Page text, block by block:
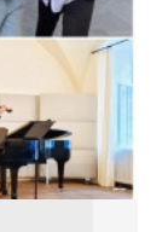
փուլ.